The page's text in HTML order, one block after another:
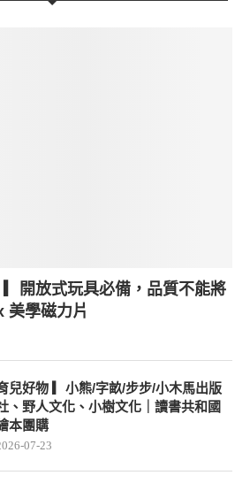
▎開放式玩具必備，品質不能將
美學磁力片
兒好物 ▎小熊/字畝/步步/小木馬出版
、野人文化、小樹文化｜讀書共和國
本團購
07-23